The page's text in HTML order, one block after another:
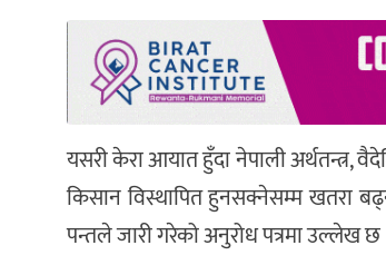
यसरी केरा आयात हुँदा नेपाली अर्थतन्त्र,
किसान विस्थापित हुनसक्नेसम्म खतरा
पन्तले जारी गरेको अनुरोध पत्रमा उल्लेख छ